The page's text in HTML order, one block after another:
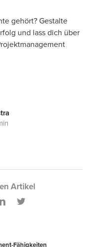
gehört? Gestalte
und lass dich über
Artikel
Fähigkeiten